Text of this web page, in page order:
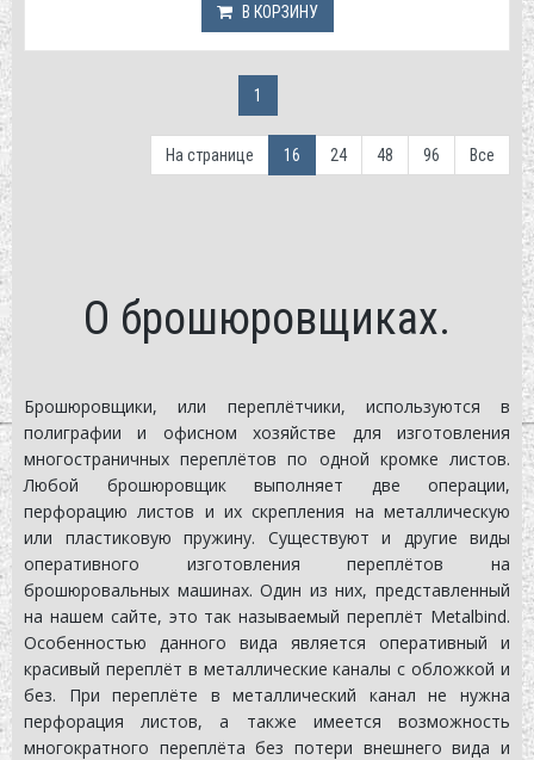
В КОРЗИНУ
1
На странице 16 24 48 96 Все
О брошюровщиках.
Брошюровщики, или переплётчики, используются в
полиграфии и офисном хозяйстве для изготовления
многостраничных переплётов по одной кромке листов.
Любой брошюровщик выполняет две операции,
перфорацию листов и их скрепления на металлическую
или пластиковую пружину. Существуют и другие виды
оперативного изготовления переплётов на
брошюровальных машинах. Один из них, представленный
на нашем сайте, это так называемый переплёт Metalbind.
Особенностью данного вида является оперативный и
красивый переплёт в металлические каналы с обложкой и
без. При переплёте в металлический канал не нужна
перфорация листов, а также имеется возможность
многократного переплёта без потери внешнего вида и